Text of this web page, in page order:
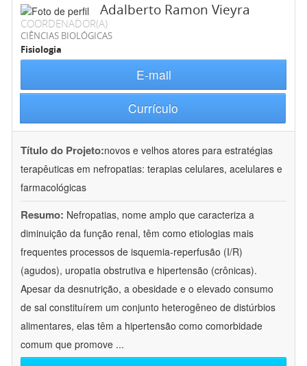
Adalberto Ramon Vieyra
COORDENADOR(A)
CIÊNCIAS BIOLÓGICAS
Fisiologia
E-mail
Currículo
Título do Projeto:novos e velhos atores para estratégias
terapêuticas em nefropatias: terapias celulares, acelulares e
farmacológicas
Resumo: Nefropatias, nome amplo que caracteriza a
diminuição da função renal, têm como etiologias mais
frequentes processos de isquemia-reperfusão (I/R)
(agudos), uropatia obstrutiva e hipertensão (crônicas).
Apesar da desnutrição, a obesidade e o elevado consumo
de sal constituírem um conjunto heterogêneo de distúrbios
alimentares, elas têm a hipertensão como comorbidade
comum que promove ...